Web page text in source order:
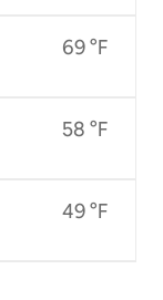
69 °F
58 °F
49 °F